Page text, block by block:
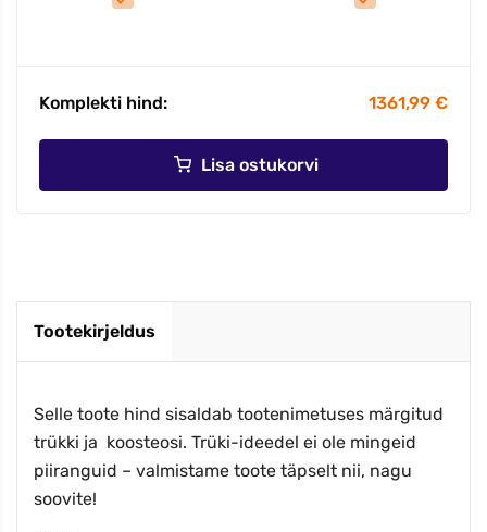
Komplekti hind: 1361,99 €
Lisa ostukorvi
Tootekirjeldus
Selle toote hind sisaldab tootenimetuses märgitud
trükki ja koosteosi. Trüki-ideedel ei ole mingeid
piiranguid – valmistame toote täpselt nii, nagu
soovite!